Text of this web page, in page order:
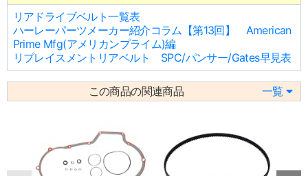
リアドライブベルト一覧表
ハーレーパーツメーカー紹介コラム【第13回】 American
Prime Mfg(アメリカンプライム)編
リプレイスメントリアベルト SPC/パンサー/Gates早見表
この商品の関連商品 一覧